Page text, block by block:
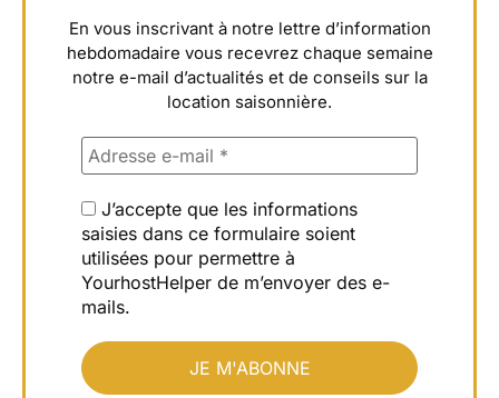
En vous inscrivant à notre lettre d’information
hebdomadaire vous recevrez chaque semaine
notre e-mail d’actualités et de conseils sur la
location saisonnière.
J’accepte que les informations
saisies dans ce formulaire soient
utilisées pour permettre à
YourhostHelper de m’envoyer des e-
mails.